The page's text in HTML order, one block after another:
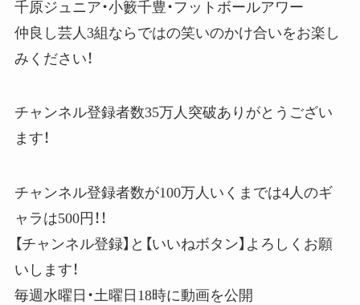
千原ジュニア・小籔千豊・フットボールアワー
仲良し芸人3組ならではの笑いのかけ合いをお楽し
みください！
チャンネル登録者数35万人突破ありがとうござい
ます！
チャンネル登録者数が100万人いくまでは4人のギ
ャラは500円！！
【チャンネル登録】と【いいねボタン】よろしくお願
いします！
毎週水曜日・土曜日18時に動画を公開